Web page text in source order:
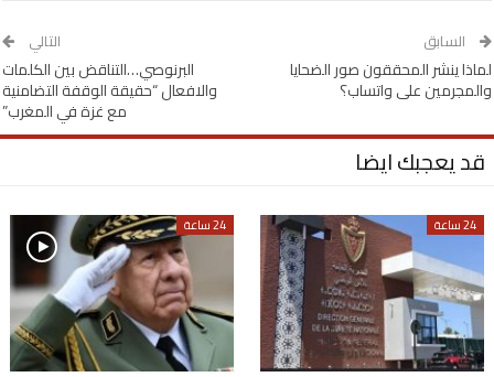
السابق
لماذا ينشر المحققون صور الضحايا
والمجرمين على واتساب؟
التالي
البرنوصي…التناقض بين الكلمات
والافعال “حقيقة الوقفة التضامنية
مع غزة في المغرب”
قد يعجبك ايضا
24 ساعة 24 ساعة